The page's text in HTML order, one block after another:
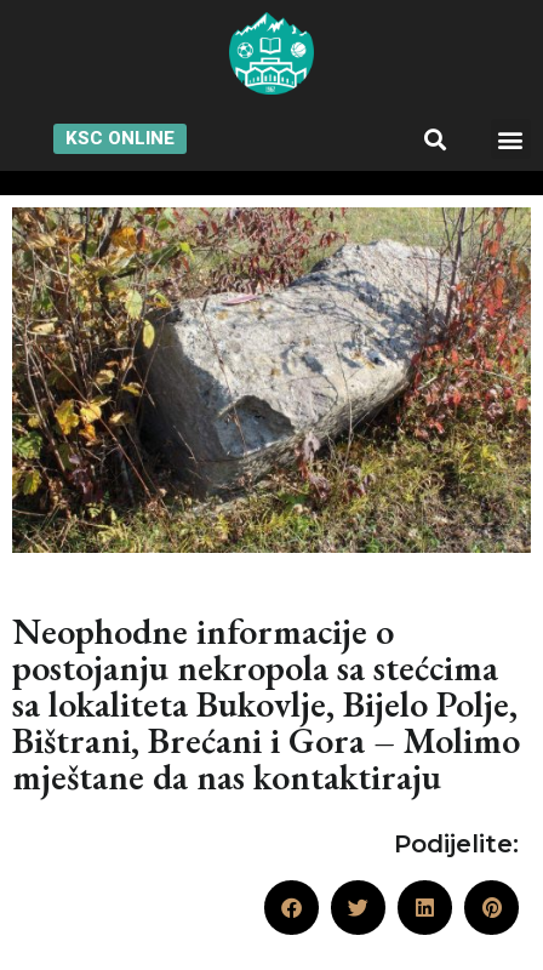
KSC ONLINE
Neophodne informacije o
postojanju nekropola sa stećcima
sa lokaliteta Bukovlje, Bijelo Polje,
Bištrani, Brećani i Gora – Molimo
mještane da nas kontaktiraju
Podijelite: